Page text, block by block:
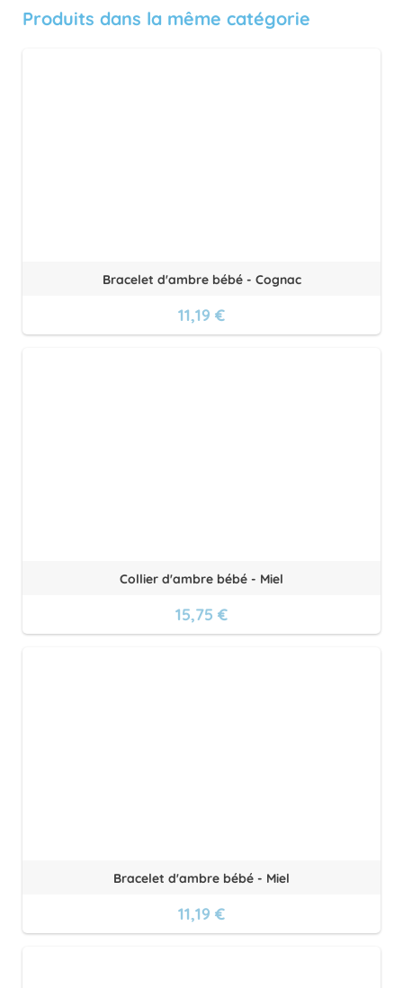
Produits dans la même catégorie
Bracelet d'ambre bébé - Cognac
11,19 €
Collier d'ambre bébé - Miel
15,75 €
Bracelet d'ambre bébé - Miel
11,19 €